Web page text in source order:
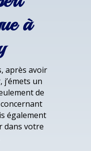
à
après avoir
un
de
également
dans votre